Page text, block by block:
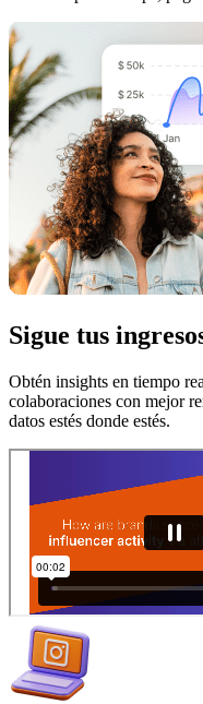
Sigue tus
Obtén insights en tiempo
colaboraciones con mejor
datos estés donde estés.